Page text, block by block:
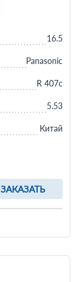
ЗАКАЗАТЬ
16.5
Panasonic
R 407c
5.53
Китай